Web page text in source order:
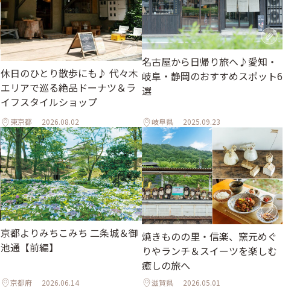
休日のひとり散歩にも♪ 代々木
エリアで巡る絶品ドーナツ＆ラ
イフスタイルショップ
東京都 2026.08.02
名古屋から日帰り旅へ♪愛知・
岐阜・静岡のおすすめスポット6
選
岐阜県 2025.09.23
京都よりみちこみち 二条城＆御
池通【前編】
京都府 2026.06.14
焼きものの里・信楽、窯元めぐ
りやランチ＆スイーツを楽しむ
癒しの旅へ
滋賀県 2026.05.01